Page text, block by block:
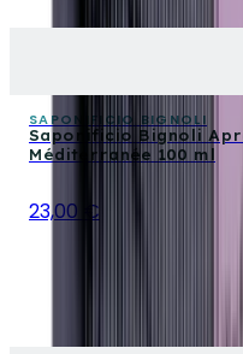
SAPONIFICIO BIGNOLI
Saponificio Bignoli
Méditerranée 100 ml
23,00 €